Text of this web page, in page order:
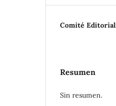
Comité Editorial
Resumen
Sin resumen.